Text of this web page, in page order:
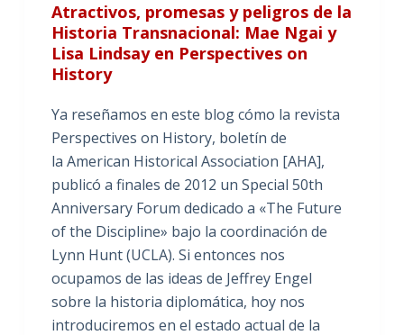
Atractivos, promesas y peligros de la
Historia Transnacional: Mae Ngai y
Lisa Lindsay en Perspectives on
History
Ya reseñamos en este blog cómo la revista
Perspectives on History, boletín de
la American Historical Association [AHA],
publicó a finales de 2012 un Special 50th
Anniversary Forum dedicado a «The Future
of the Discipline» bajo la coordinación de
Lynn Hunt (UCLA). Si entonces nos
ocupamos de las ideas de Jeffrey Engel
sobre la historia diplomática, hoy nos
introduciremos en el estado actual de la